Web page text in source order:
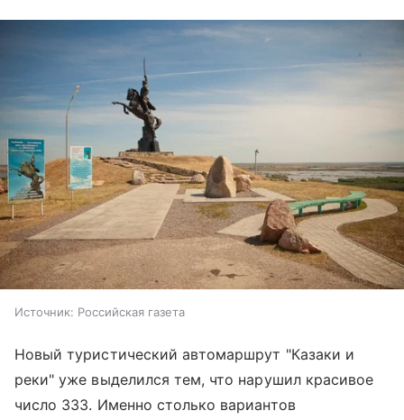
Источник: Российская газета
Новый туристический автомаршрут "Казаки и
реки" уже выделился тем, что нарушил красивое
число 333. Именно столько вариантов